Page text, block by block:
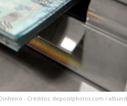
Dinheiro - Créditos: depositphotos.com / albund